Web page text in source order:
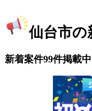
仙台市の
新着案件99件掲載中